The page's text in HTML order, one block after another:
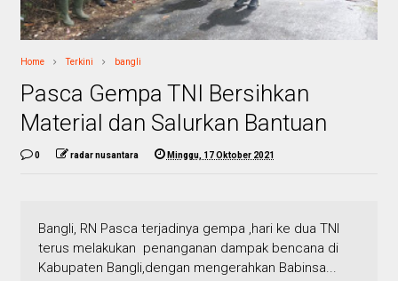
Home Terkini bangli
Pasca Gempa TNI Bersihkan
Material dan Salurkan Bantuan
0 radar nusantara Minggu, 17 Oktober 2021
Bangli, RN Pasca terjadinya gempa ,hari ke dua TNI
terus melakukan penanganan dampak bencana di
Kabupaten Bangli,dengan mengerahkan Babinsa...